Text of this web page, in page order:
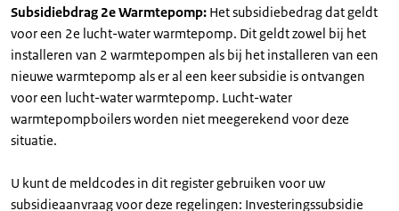
Subsidiebdrag 2e Warmtepomp: Het subsidiebedrag dat geldt
voor een 2e lucht-water warmtepomp. Dit geldt zowel bij het
installeren van 2 warmtepompen als bij het installeren van een
nieuwe warmtepomp als er al een keer subsidie is ontvangen
voor een lucht-water warmtepomp. Lucht-water
warmtepompboilers worden niet meegerekend voor deze
situatie.
U kunt de meldcodes in dit register gebruiken voor uw
subsidieaanvraag voor deze regelingen: Investeringssubsidie